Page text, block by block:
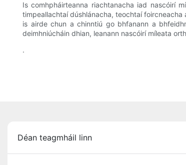
Is comhpháirteanna riachtanacha iad nascóirí
timpeallachtaí dúshlánacha, teochtaí
is airde chun a chinntiú go bhfanann a
deimhniúcháin dhian, leanann nascóirí míleata
.
Déan teagmháil linn